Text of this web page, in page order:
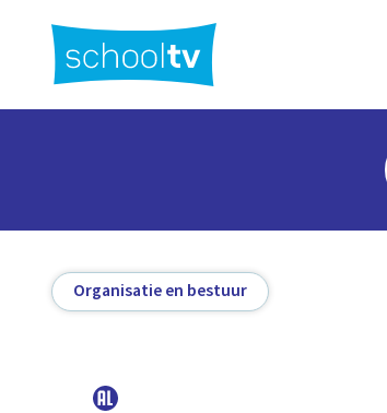
hoofdinhoud
Organisatie en bestuur